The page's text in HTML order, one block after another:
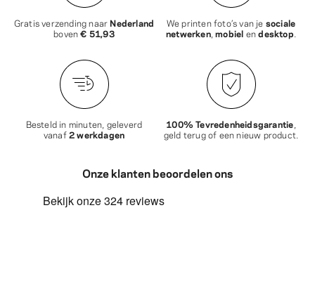
Gratis verzending naar Nederland
boven€ 51,93
We printen foto’s van je sociale
netwerken,mobiel endesktop
Besteld in minuten, geleverd
vanaf2 werkdagen
100% Tevredenheidsgarantie
geld terug of een nieuw product.
Onze klanten beoordelen ons